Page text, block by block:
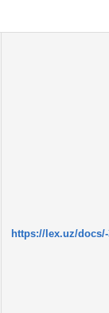
https://lex.uz/docs/-